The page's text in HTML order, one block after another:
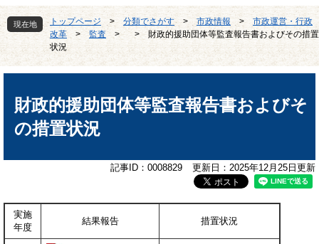
現在地 トップページ > 分類でさがす > 市政情報 >
市政運営・行政
改革
> 監査 > >
財政的援助団体等監査報告書およびその措置
状況
本
財政的援助団体等監査報告書およびそ
の措置状況
記事ID：0008829 更新日：2025年12月25日更新
実施
年度
結果報告 措置状況